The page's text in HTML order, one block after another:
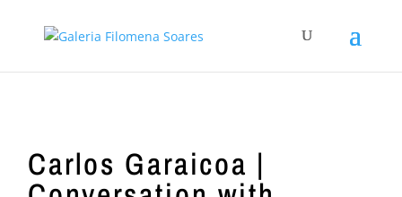
Carlos Garaicoa |